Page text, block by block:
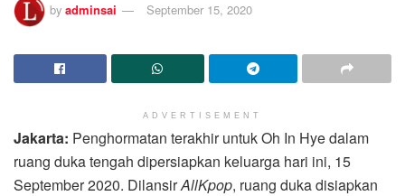
by adminsai September 15, 2020
ADVERTISEMENT
Jakarta: Penghormatan terakhir untuk Oh In Hye dalam
ruang duka tengah dipersiapkan keluarga hari ini, 15
September 2020. DilansirAllKpop, ruang duka disiapkan